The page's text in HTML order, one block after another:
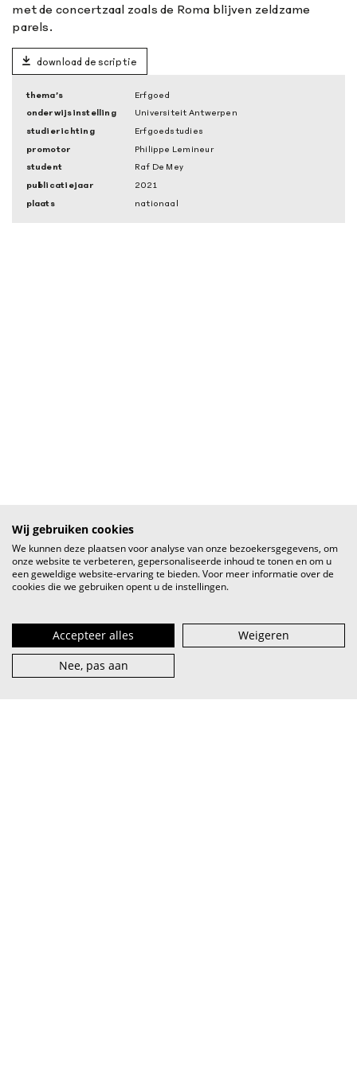
met de concertzaal zoals de Roma blijven zeldzame
parels.
download de scriptie
thema’s
Erfgoed
onderwijsinstelling
Universiteit Antwerpen
studierichting
Erfgoedstudies
promotor
Philippe Lemineur
student
Raf De Mey
publicatiejaar
2021
plaats
nationaal
Wij gebruiken cookies
We kunnen deze plaatsen voor analyse van onze bezoekersgegevens, om
onze website te verbeteren, gepersonaliseerde inhoud te tonen en om u
een geweldige website-ervaring te bieden. Voor meer informatie over de
cookies die we gebruiken opent u de instellingen.
Accepteer alles
Weigeren
Nee, pas aan